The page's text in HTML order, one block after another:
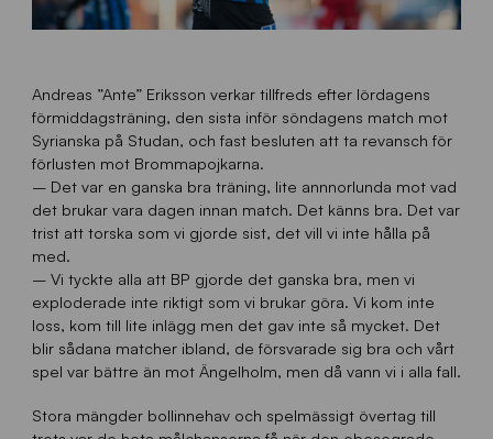
Andreas ”Ante” Eriksson verkar tillfreds efter lördagens
förmiddagsträning, den sista inför söndagens match mot
Syrianska på Studan, och fast besluten att ta revansch för
förlusten mot Brommapojkarna.
– Det var en ganska bra träning, lite annnorlunda mot vad
det brukar vara dagen innan match. Det känns bra. Det var
trist att torska som vi gjorde sist, det vill vi inte hålla på
med.
– Vi tyckte alla att BP gjorde det ganska bra, men vi
exploderade inte riktigt som vi brukar göra. Vi kom inte
loss, kom till lite inlägg men det gav inte så mycket. Det
blir sådana matcher ibland, de försvarade sig bra och vårt
spel var bättre än mot Ängelholm, men då vann vi i alla fall.
Stora mängder bollinnehav och spelmässigt övertag till